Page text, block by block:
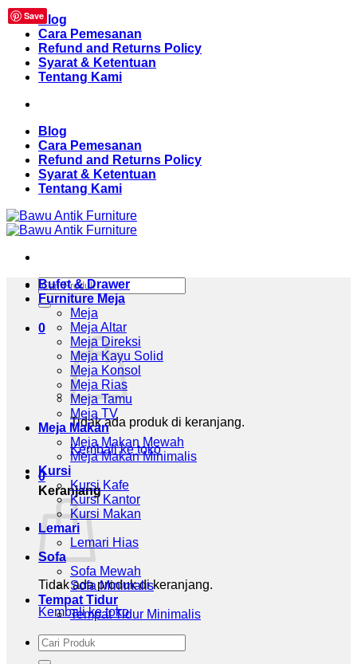
Skip
content
Blog
Cara Pemesanan
Refund and Returns Policy
Syarat & Ketentuan
Tentang Kami
Blog
Cara Pemesanan
Refund and Returns Policy
Syarat & Ketentuan
Tentang Kami
Pencarian
untuk:
0
Tidak ada produk di keranjang.
Kembali ke toko
0
Keranjang
Tidak ada produk di keranjang.
Kembali ke toko
Bufet & Drawer
Furniture Meja
Meja
Meja Altar
Meja Direksi
Meja Kayu Solid
Meja Konsol
Meja Rias
Meja Tamu
Meja TV
Meja Makan
Meja Makan Mewah
Meja Makan Minimalis
Kursi
Kursi Kafe
Kursi Kantor
Kursi Makan
Lemari
Lemari Hias
Sofa
Sofa Mewah
Sofa Minimalis
Tempat Tidur
Tempat Tidur Minimalis
Pencarian
untuk:
Save